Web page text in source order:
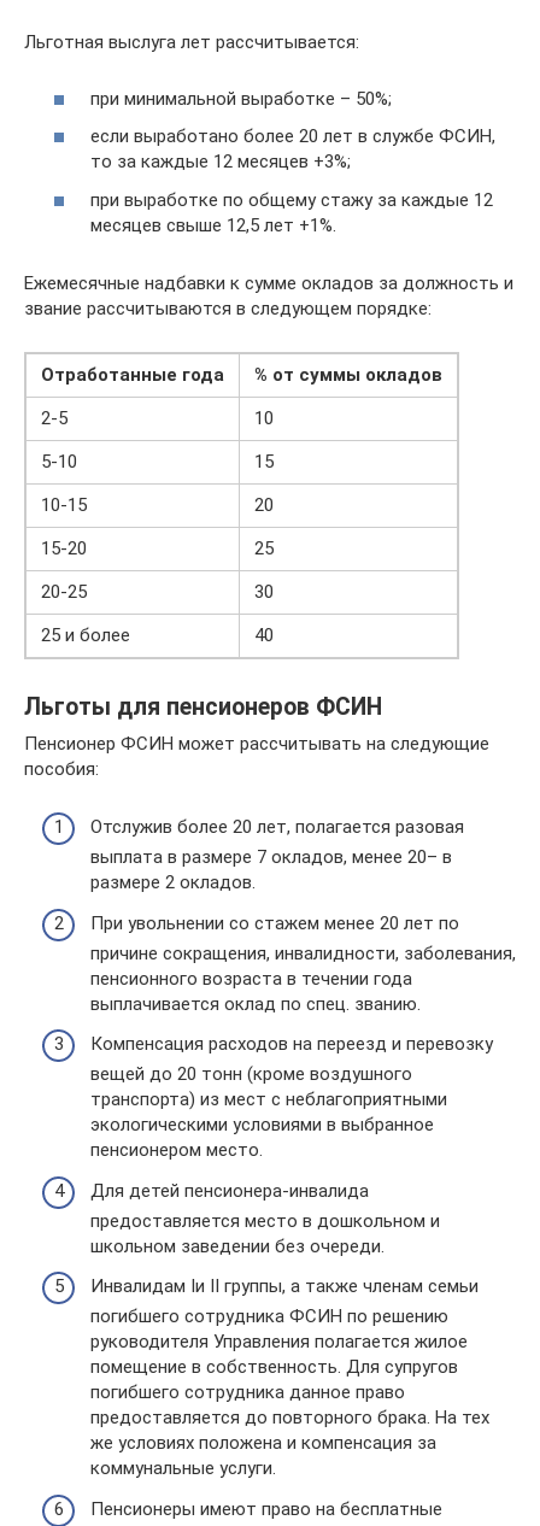
Льготная выслуга лет рассчитывается:
при минимальной выработке – 50%;
если выработано более 20 лет в службе ФСИН,
то за каждые 12 месяцев +3%;
при выработке по общему стажу за каждые 12
месяцев свыше 12,5 лет +1%.
Ежемесячные надбавки к сумме окладов за должность и
звание рассчитываются в следующем порядке:
Отработанные года
% от суммы окладов
2-5
10
5-10
15
10-15
20
15-20
25
20-25
30
25 и более
40
Льготы для пенсионеров ФСИН
Пенсионер ФСИН может рассчитывать на следующие
пособия:
Отслужив более 20 лет, полагается разовая
выплата в размере 7 окладов, менее 20– в
размере 2 окладов.
При увольнении со стажем менее 20 лет по
причине сокращения, инвалидности, заболевания,
пенсионного возраста в течении года
выплачивается оклад по спец. званию.
Компенсация расходов на переезд и перевозку
вещей до 20 тонн (кроме воздушного
транспорта) из мест с неблагоприятными
экологическими условиями в выбранное
пенсионером место.
Для детей пенсионера-инвалида
предоставляется место в дошкольном и
школьном заведении без очереди.
Инвалидам Iи II группы, а также членам семьи
погибшего сотрудника ФСИН по решению
руководителя Управления полагается жилое
помещение в собственность. Для супругов
погибшего сотрудника данное право
предоставляется до повторного брака. На тех
же условиях положена и компенсация за
коммунальные услуги.
Пенсионеры имеют право на бесплатные